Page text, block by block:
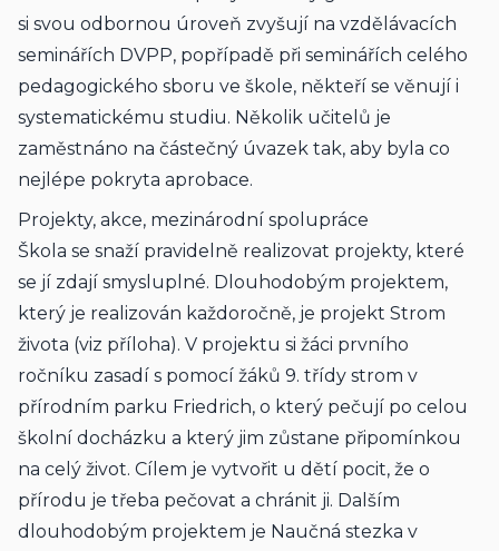
si svou odbornou úroveň zvyšují na vzdělávacích
seminářích DVPP, popřípadě při seminářích celého
pedagogického sboru ve škole, někteří se věnují i
systematickému studiu. Několik učitelů je
zaměstnáno na částečný úvazek tak, aby byla co
nejlépe pokryta aprobace.
Projekty, akce, mezinárodní spolupráce
Škola se snaží pravidelně realizovat projekty, které
se jí zdají smysluplné. Dlouhodobým projektem,
který je realizován každoročně, je projekt Strom
života (viz příloha). V projektu si žáci prvního
ročníku zasadí s pomocí žáků 9. třídy strom v
přírodním parku Friedrich, o který pečují po celou
školní docházku a který jim zůstane připomínkou
na celý život. Cílem je vytvořit u dětí pocit, že o
přírodu je třeba pečovat a chránit ji. Dalším
dlouhodobým projektem je Naučná stezka v